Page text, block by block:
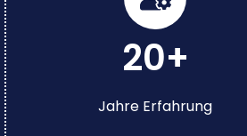
20+
Jahre Erfahrung